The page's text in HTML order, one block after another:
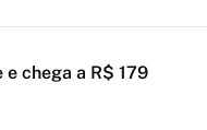
e chega a R$ 179